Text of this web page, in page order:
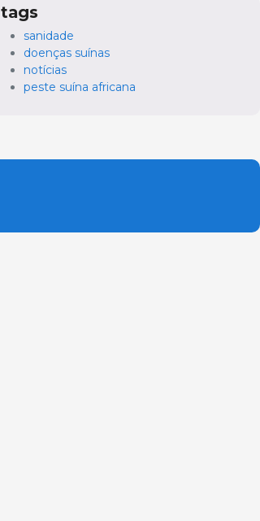
tags
sanidade
doenças suínas
notícias
peste suína africana